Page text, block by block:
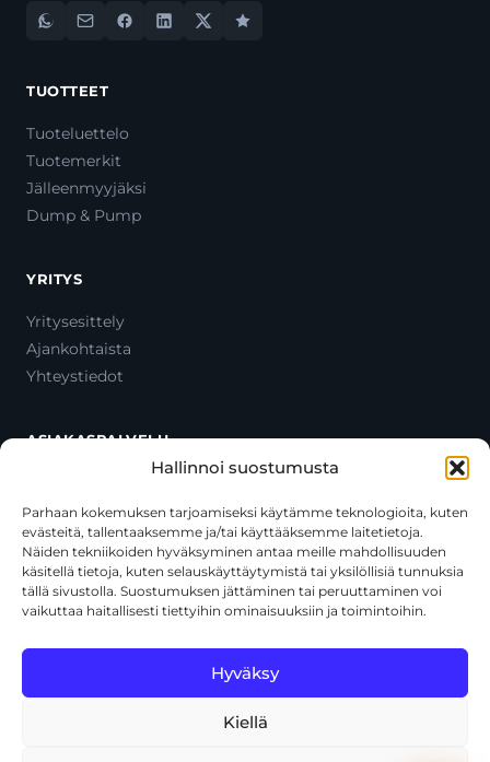
Hallinnoi suostumusta
Parhaan kokemuksen tarjoamiseksi käytämme teknologioita, kuten
evästeitä, tallentaaksemme ja/tai käyttääksemme laitetietoja.
Näiden tekniikoiden hyväksyminen antaa meille mahdollisuuden
käsitellä tietoja, kuten selauskäyttäytymistä tai yksilöllisiä tunnuksia
tällä sivustolla. Suostumuksen jättäminen tai peruuttaminen voi
vaikuttaa haitallisesti tiettyihin ominaisuuksiin ja toimintoihin.
Hyväksy
Kiellä
TUOTTEET
Tuoteluettelo
Tuotemerkit
Jälleenmyyjäksi
Dump & Pump
YRITYS
Yritysesittely
Ajankohtaista
Yhteystiedot
ASIAKASPALVELU
Oma tili
Maksutavat
Toimitustavat
Usein kysytyt kysymykset
+358 44 270 3795
asiakaspalvelu@toolcat.fi